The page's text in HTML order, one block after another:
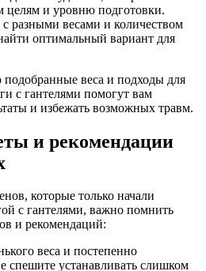
целям и уровню подготовки.
разными весами и количеством
оптимальный вариант для
веса и подходы для
с гантелями помогут вам
и избежать возможных травм.
и рекомендации
которые только начали
с гантелями, важно помнить
и рекомендаций:
веса и постепенно
спешите устанавливать слишком